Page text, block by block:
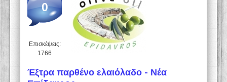
0
Επισκέψεις:
1766
Έξτρα παρθένο ελαιόλαδο - Νέα